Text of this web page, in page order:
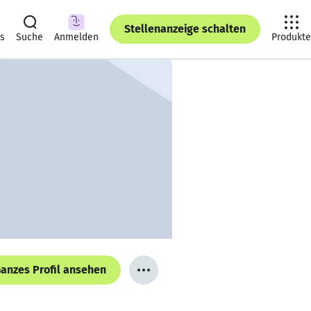
Suche Anmelden
Stellenanzeige schalten
Produkte
Profil ansehen